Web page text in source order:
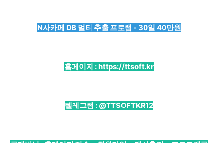
N사카페 DB 멀티 추출 프로램 - 30일 40만원
홈페이지 :https://ttsoft.kr
텔레그램 : @TTSOFTKR12